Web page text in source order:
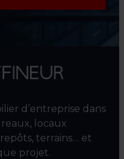
d’entreprise dans
locaux
terrains… et
projet.